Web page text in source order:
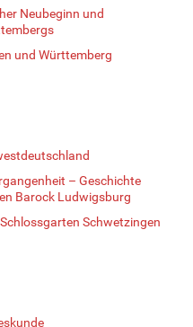
Neubeginn und
und Württemberg
– Geschichte
Barock Ludwigsburg
Schwetzingen